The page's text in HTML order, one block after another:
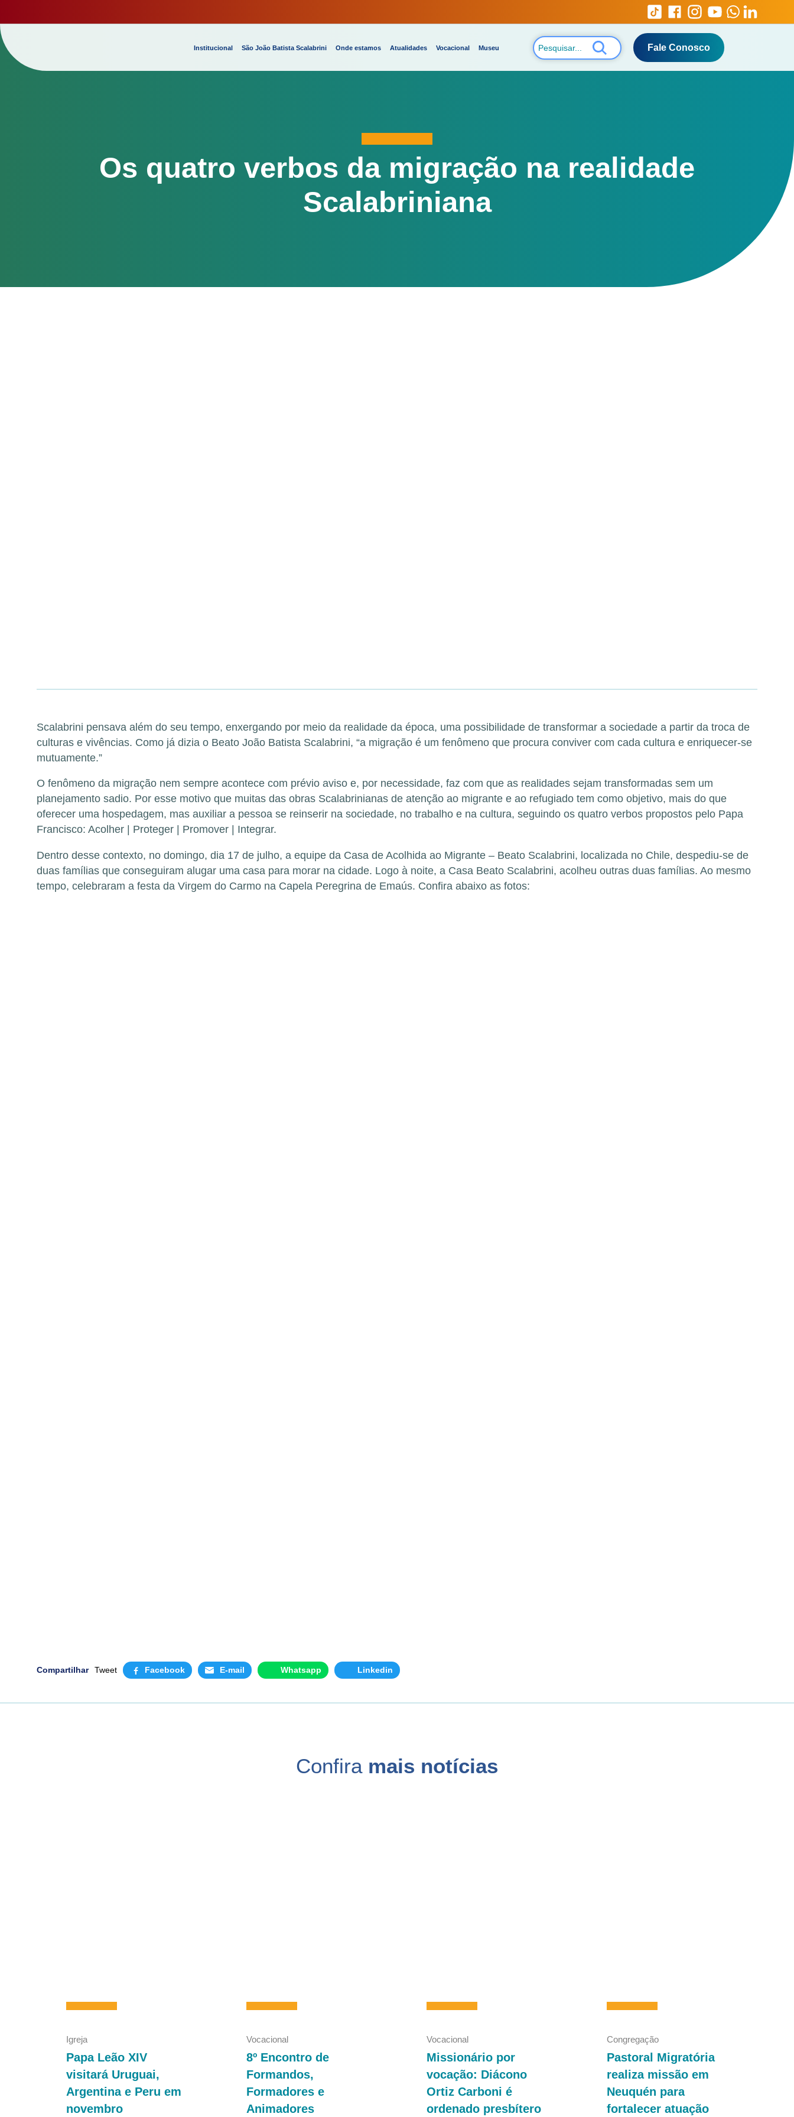
Institucional São João Batista Scalabrini Onde estamos Atualidades Vocacional Museu Fale Conosco
Os quatro verbos da migração na realidade
Scalabriniana
Scalabrini pensava além do seu tempo, enxergando por meio da realidade da época, uma possibilidade de transformar a sociedade a partir da troca de
culturas e vivências. Como já dizia o Beato João Batista Scalabrini, “a migração é um fenômeno que procura conviver com cada cultura e enriquecer-se
mutuamente.”
O fenômeno da migração nem sempre acontece com prévio aviso e, por necessidade, faz com que as realidades sejam transformadas sem um
planejamento sadio. Por esse motivo que muitas das obras Scalabrinianas de atenção ao migrante e ao refugiado tem como objetivo, mais do que
oferecer uma hospedagem, mas auxiliar a pessoa se reinserir na sociedade, no trabalho e na cultura, seguindo os quatro verbos propostos pelo Papa
Francisco: Acolher | Proteger | Promover | Integrar.
Dentro desse contexto, no domingo, dia 17 de julho, a equipe da Casa de Acolhida ao Migrante – Beato Scalabrini, localizada no Chile, despediu-se de
duas famílias que conseguiram alugar uma casa para morar na cidade. Logo à noite, a Casa Beato Scalabrini, acolheu outras duas famílias. Ao mesmo
tempo, celebraram a festa da Virgem do Carmo na Capela Peregrina de Emaús. Confira abaixo as fotos:
Compartilhar Tweet Facebook E-mail Whatsapp Linkedin
Confira mais notícias
Igreja
Papa Leão XIV
visitará Uruguai,
Argentina e Peru em
novembro
Vocacional
8º Encontro de
Formandos,
Formadores e
Animadores
Vocacional
Missionário por
vocação: Diácono
Ortiz Carboni é
ordenado presbítero
Congregação
Pastoral Migratória
realiza missão em
Neuquén para
fortalecer atuação